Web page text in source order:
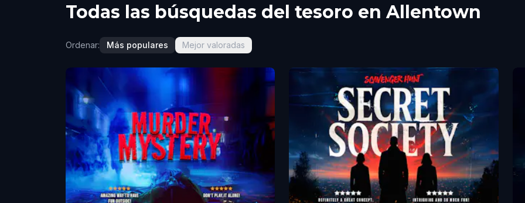
Todas las búsquedas del tesoro en Allentown
Ordenar: Más populares Mejor valoradas